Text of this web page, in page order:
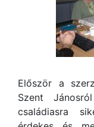
Először a
Szent
családiasra